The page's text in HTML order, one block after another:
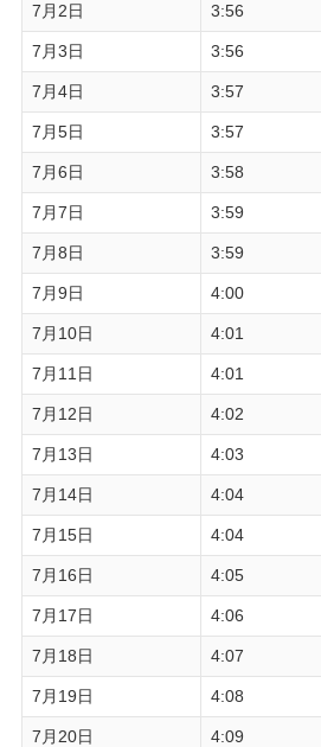
7月2日 3:56
7月3日 3:56
7月4日 3:57
7月5日 3:57
7月6日 3:58
7月7日 3:59
7月8日 3:59
7月9日 4:00
7月10日 4:01
7月11日 4:01
7月12日 4:02
7月13日 4:03
7月14日 4:04
7月15日 4:04
7月16日 4:05
7月17日 4:06
7月18日 4:07
7月19日 4:08
7月20日 4:09